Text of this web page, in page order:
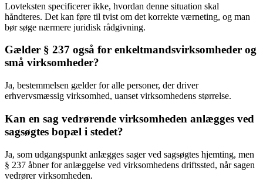
Lovteksten specificerer ikke, hvordan denne situation skal
håndteres. Det kan føre til tvist om det korrekte værneting, og man
bør søge nærmere juridisk rådgivning.
Gælder § 237 også for enkeltmandsvirksomheder og
små virksomheder?
Ja, bestemmelsen gælder for alle personer, der driver
erhvervsmæssig virksomhed, uanset virksomhedens størrelse.
Kan en sag vedrørende virksomheden anlægges ved
sagsøgtes bopæl i stedet?
Ja, som udgangspunkt anlægges sager ved sagsøgtes hjemting, men
§ 237 åbner for anlæggelse ved virksomhedens driftssted, når sagen
vedrører virksomheden.